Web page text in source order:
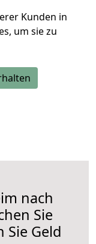
Kunden in
um sie zu
nach
Sie
Sie Geld